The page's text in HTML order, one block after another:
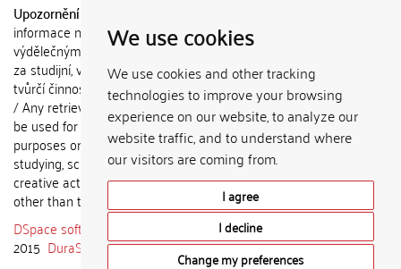
We use cookies
We use cookies and other tracking
technologies to improve your browsing
experience on our website, to analyze our
website traffic, and to understand where
our visitors are coming from.
I agree
I decline
Change my preferences
Upozornění / Notice:
informace nemohou být použity k
výdělečným účelům nebo vydávány
za studijní, vědeckou nebo jinou
tvůrčí činnost jiné osoby než autora.
/ Any retrieved information shall not
be used for any commercial
purposes or claimed as results of
studying, scientific or any other
creative activities of any person
other than the author.
DSpace software
2015 DuraSpace